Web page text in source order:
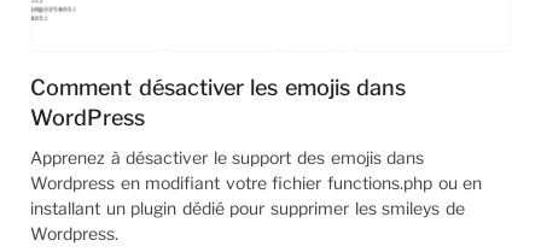
Comment désactiver les emojis dans
WordPress
Apprenez à désactiver le support des emojis dans
Wordpress en modifiant votre fichier functions.php ou en
installant un plugin dédié pour supprimer les smileys de
Wordpress.